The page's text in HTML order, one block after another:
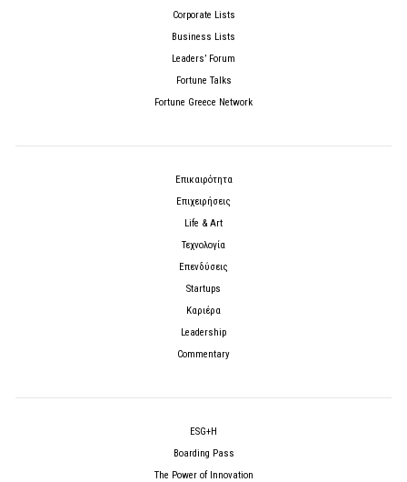
Corporate Lists
Business Lists
Leaders’ Forum
Fortune Talks
Fortune Greece Network
Επικαιρότητα
Επιχειρήσεις
Life & Art
Τεχνολογία
Επενδύσεις
Startups
Καριέρα
Leadership
Commentary
ESG+H
Boarding Pass
The Power of Innovation